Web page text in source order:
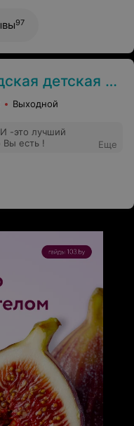
97
поликлиника
Выходной
-это лучший
Вы есть !
Еще